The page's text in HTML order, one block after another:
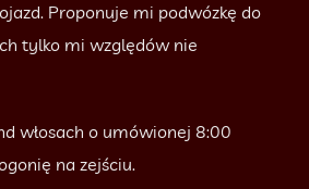
Proponuje mi podwózkę do
tylko mi względów nie
włosach o umówionej 8:00
na zejściu.